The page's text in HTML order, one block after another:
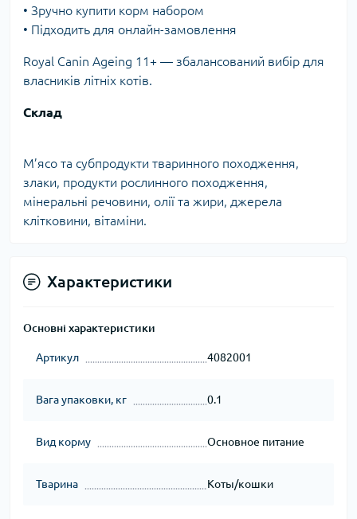
• Зручно купити корм набором
• Підходить для онлайн-замовлення
Royal Canin Ageing 11+ — збалансований вибір для
власників літніх котів.
Склад
М’ясо та субпродукти тваринного походження,
злаки, продукти рослинного походження,
мінеральні речовини, олії та жири, джерела
клітковини, вітаміни.
Характеристики
Основні характеристики
Артикул 4082001
Вага упаковки, кг 0.1
Вид корму Основное питание
Тварина Коты/кошки